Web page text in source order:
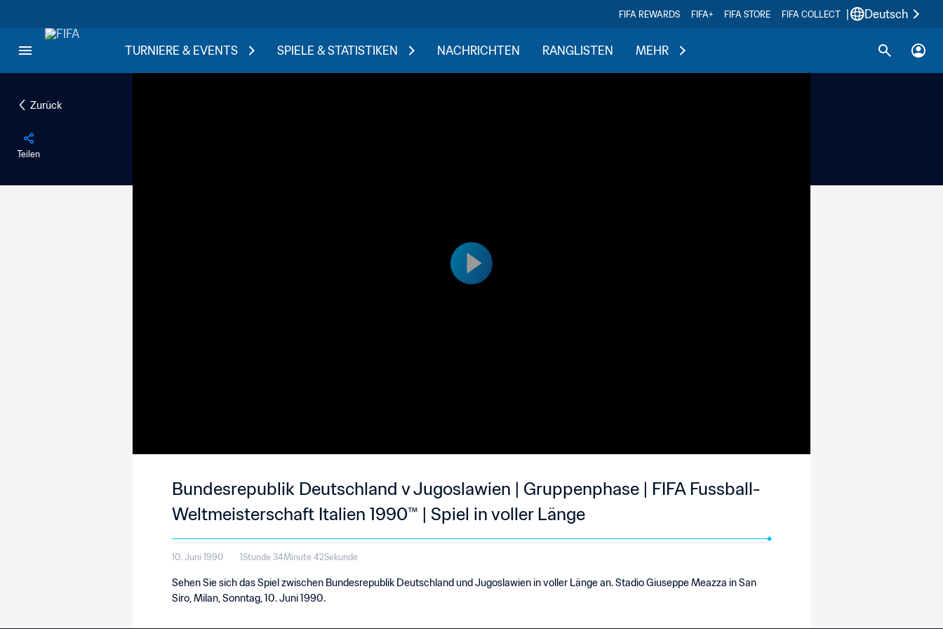
FIFA REWARDS FIFA+ FIFA STORE FIFA COLLECT Deutsch
TURNIERE & EVENTS SPIELE & STATISTIKEN NACHRICHTEN RANGLISTEN MEHR
Zurück
Teilen
Bundesrepublik Deutschland v Jugoslawien | Gruppenphase | FIFA Fussball-
Weltmeisterschaft Italien 1990™ | Spiel in voller Länge
10. Juni 1990 1Stunde 34Minute 42Sekunde
Sehen Sie sich das Spiel zwischen Bundesrepublik Deutschland und Jugoslawien in voller Länge an. Stadio Giuseppe Meazza in San
Siro, Milan, Sonntag, 10. Juni 1990.